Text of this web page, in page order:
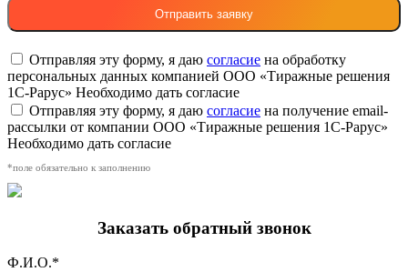
Отправляя эту форму, я даю согласие на обработку
персональных данных компанией ООО «Тиражные решения
1С-Рарус» Необходимо дать согласие
Отправляя эту форму, я даю согласие на получение email-
рассылки от компании ООО «Тиражные решения 1С-Рарус»
Необходимо дать согласие
*поле обязательно к заполнению
Заказать обратный звонок
Ф.И.О.*